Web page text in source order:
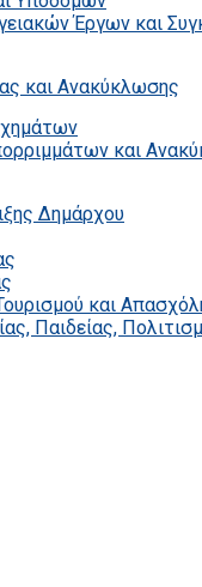
Έργων και
και Ανακύκλωσης
και
Δημάρχου
και
Παιδείας,